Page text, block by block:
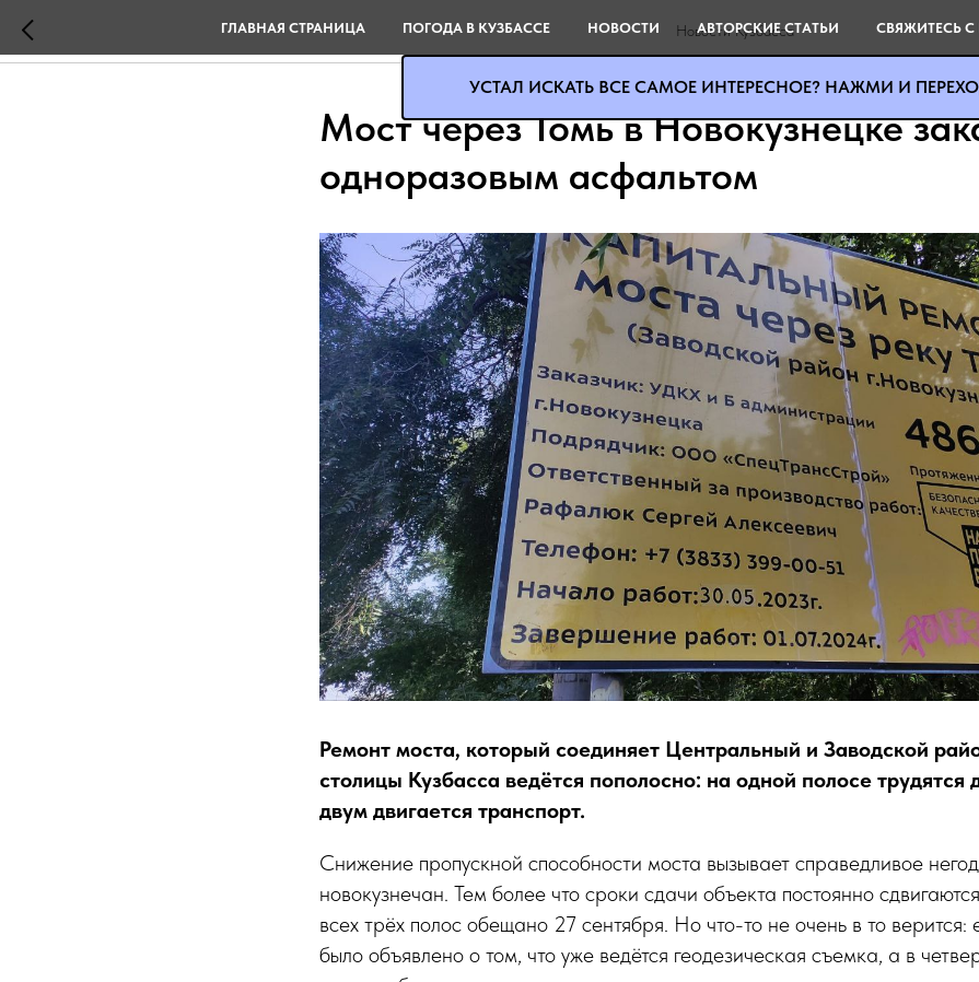
Новости Кузбасса
Мост через Томь в Новокузнецке
одноразовым асфальтом
Ремонт моста, который соединяет Центральный и Заводской
столицы Кузбасса ведётся пополосно: на одной полосе трудятся
двум двигается транспорт.
Снижение пропускной способности моста вызывает справедливое
новокузнечан. Тем более что сроки сдачи объекта постоянно
всех трёх полос обещано 27 сентября. Но что-то не очень в то верится:
было объявлено о том, что уже ведётся геодезическая съемка, а в
ГЛАВНАЯ СТРАНИЦА ПОГОДА В КУЗБАССЕ НОВОСТИ АВТОРСКИЕ СТАТЬИ СВЯЖИТЕСЬ
УСТАЛ ИСКАТЬ ВСЕ САМОЕ ИНТЕРЕСНОЕ? НАЖМИ И